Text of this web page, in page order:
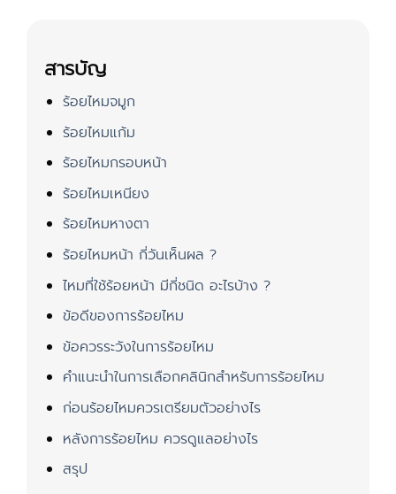
สารบัญ
ร้อยไหมจมูก
ร้อยไหมแก้ม
ร้อยไหมกรอบหน้า
ร้อยไหมเหนียง
ร้อยไหมหางตา
ร้อยไหมหน้า กี่วันเห็นผล ?
ไหมที่ใช้ร้อยหน้า มีกี่ชนิด อะไรบ้าง ?
ข้อดีของการร้อยไหม
ข้อควรระวังในการร้อยไหม
คำแนะนำในการเลือกคลินิกสำหรับการร้อยไหม
ก่อนร้อยไหมควรเตรียมตัวอย่างไร
หลังการร้อยไหม ควรดูแลอย่างไร
สรุป